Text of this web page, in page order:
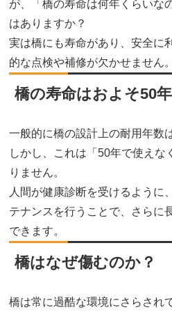
が、「橋の寿命は何年くらいな
はありますか？
実は橋にも寿命があり、安全に
的な点検や補修が欠かせません。
橋の寿命はおよそ50年
一般的に橋の設計上の耐用年数
しかし、これは「50年で使えな
りません。
人間が健康診断を受けるように
テナンスを行うことで、さらに
できます。
橋はなぜ傷むのか？
橋は常に過酷な環境にさらされ